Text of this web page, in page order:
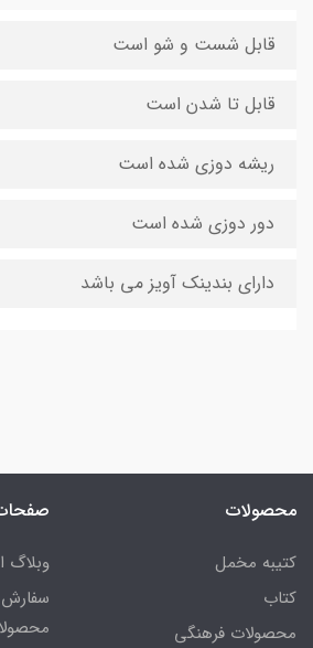
قابل شست و شو است
قابل تا شدن است
ریشه دوزی شده است
دور دوزی شده است
دارای بندینک آویز می باشد
محصولات
کتیبه مخمل
کتاب
محصولات فرهنگی
وبلاگ
سفارش